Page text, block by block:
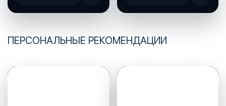
ПЕРСОНАЛЬНЫЕ РЕКОМЕНДАЦИИ